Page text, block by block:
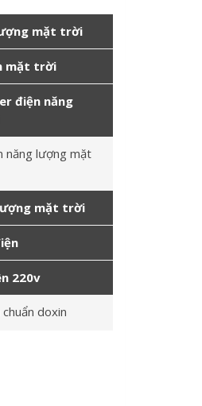
mặt trời
mặt trời
điện năng
năng lượng mặt
mặt trời
220v
doxin